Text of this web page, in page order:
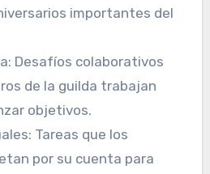
importantes del
Desafíos colaborativos
de la guilda trabajan
objetivos.
Tareas que los
por su cuenta para